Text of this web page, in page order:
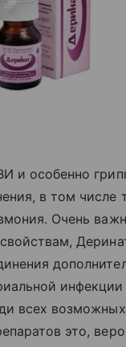
и особенно
в том числе
Очень
всех
это,